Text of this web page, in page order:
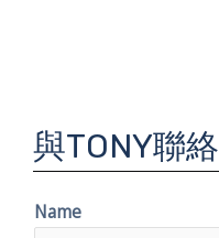
與TONY聯絡
Name